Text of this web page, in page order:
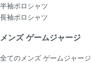
半袖ポロシャツ
長袖ポロシャツ
メンズ ゲームジャージ
全てのメンズ ゲームジャージ